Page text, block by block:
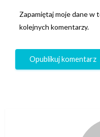
Zapamiętaj moje dane w
kolejnych komentarzy.